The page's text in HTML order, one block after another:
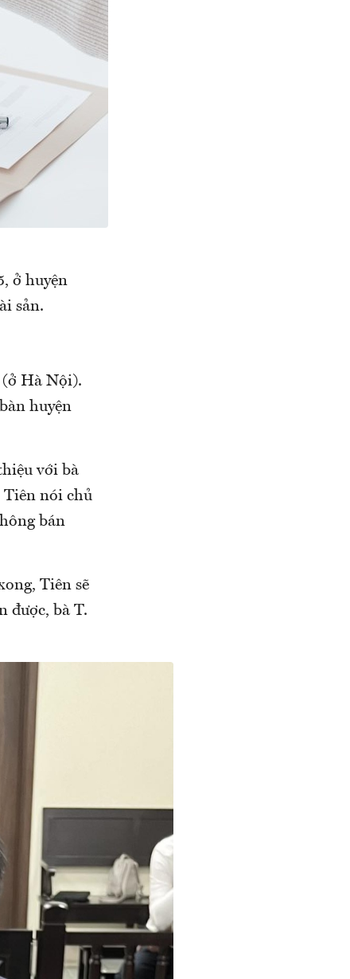
ở huyện
sản.
(ở Hà Nội).
huyện
với bà
Tiên nói chủ
bán
Tiên sẽ
được, bà T.